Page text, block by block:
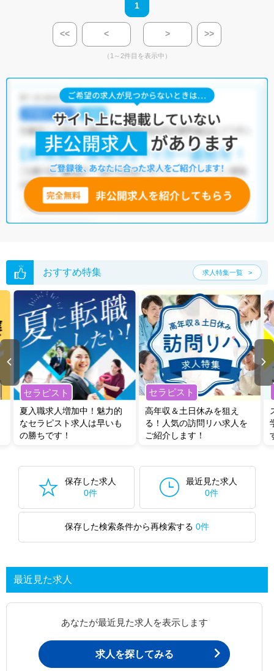
1
<< < > >>
（1～2件目を表示中）
おすすめ特集 求人特集一覧
セラピスト
夏入職求人増加中！魅力的
なセラピスト求人は早いも
の勝ちです！
セラピスト
高年収＆土日休みを狙え
る！人気の訪問リハ求人を
ご紹介します！
保存した求人
0件
最近見た求人
0件
保存した検索条件から再検索する 0件
最近見た求人
あなたが最近見た求人を表示します
求人を探してみる